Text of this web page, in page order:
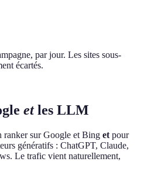
par jour. Les sites sous-
écartés.
et les LLM
ranker sur Google et Bing et pour
génératifs : ChatGPT, Claude,
Le trafic vient naturellement,